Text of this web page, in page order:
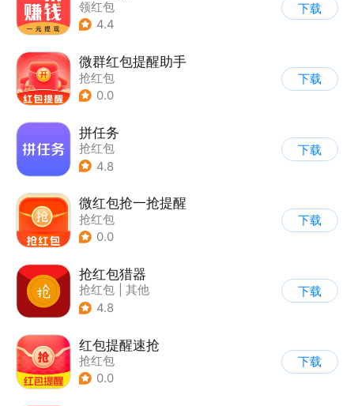
领红包
4.4
下载
微群红包提醒助手
抢红包
0.0
下载
拼任务
抢红包
4.8
下载
微红包抢一抢提醒
抢红包
0.0
下载
抢红包猎器
抢红包
其他
4.8
下载
红包提醒速抢
抢红包
0.0
下载